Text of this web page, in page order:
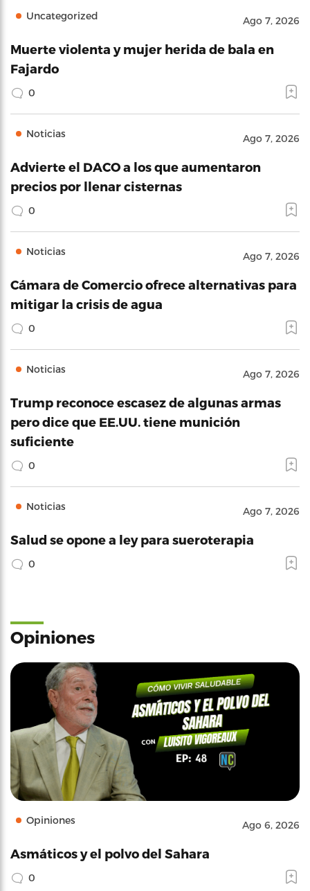
Uncategorized Ago 7, 2026
Muerte violenta y mujer herida de bala en
Fajardo
0
Noticias Ago 7, 2026
Advierte el DACO a los que aumentaron
precios por llenar cisternas
0
Noticias Ago 7, 2026
Cámara de Comercio ofrece alternativas para
mitigar la crisis de agua
0
Noticias Ago 7, 2026
Trump reconoce escasez de algunas armas
pero dice que EE.UU. tiene munición
suficiente
0
Noticias Ago 7, 2026
Salud se opone a ley para sueroterapia
0
Opiniones
Opiniones Ago 6, 2026
Asmáticos y el polvo del Sahara
0